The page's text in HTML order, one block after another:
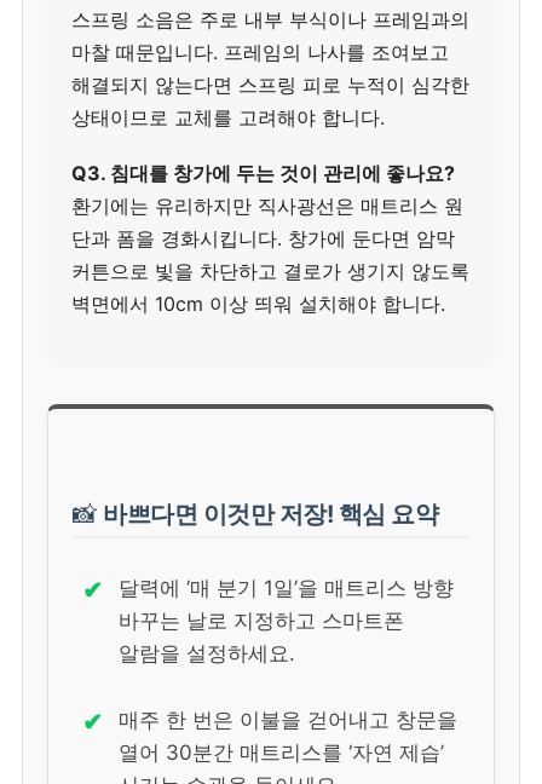
스프링 소음은 주로 내부 부식이나 프레임과의
마찰 때문입니다. 프레임의 나사를 조여보고
해결되지 않는다면 스프링 피로 누적이 심각한
상태이므로 교체를 고려해야 합니다.
Q3. 침대를 창가에 두는 것이 관리에 좋나요?
환기에는 유리하지만 직사광선은 매트리스 원
단과 폼을 경화시킵니다. 창가에 둔다면 암막
커튼으로 빛을 차단하고 결로가 생기지 않도록
벽면에서 10cm 이상 띄워 설치해야 합니다.
📸 바쁘다면 이것만 저장! 핵심 요약
✔
달력에 ‘매 분기 1일’을 매트리스 방향
바꾸는 날로 지정하고 스마트폰
알람을 설정하세요.
✔
매주 한 번은 이불을 걷어내고 창문을
열어 30분간 매트리스를 ‘자연 제습’